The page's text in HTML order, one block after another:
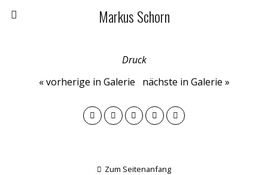
Markus Schorn
Druck
« vorherige in Galerie
nächste in Galerie »
Zum Seitenanfang